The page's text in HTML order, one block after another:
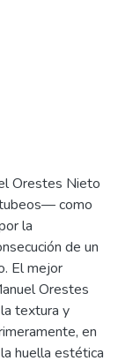
Orestes Nieto
como
la
de un
El mejor
Orestes
textura y
en
huella estética